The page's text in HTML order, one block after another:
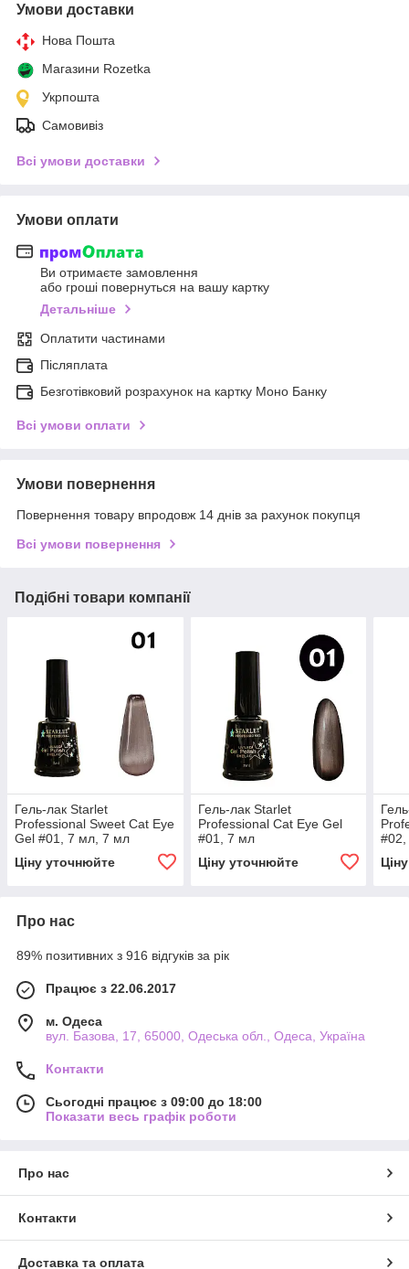
Умови доставки
Нова Пошта
Магазини Rozetka
Укрпошта
Самовивіз
Всі умови доставки
Умови оплати
Ви отримаєте замовлення
або гроші повернуться на вашу картку
Детальніше
Оплатити частинами
Післяплата
Безготівковий розрахунок на картку Моно Банку
Всі умови оплати
Умови повернення
Повернення товару впродовж 14 днів за рахунок покупця
Всі умови повернення
Подібні товари компанії
Гель-лак Starlet
Professional Sweet Cat Eye
Gel #01, 7 мл, 7 мл
Ціну уточнюйте
Гель-лак Starlet
Professional Cat Eye Gel
#01, 7 мл
Ціну уточнюйте
Про нас
89% позитивних з 916 відгуків за рік
Працює з 22.06.2017
м. Одеса
вул. Базова, 17, 65000, Одеська обл., Одеса, Україна
Контакти
Сьогодні працює з 09:00 до 18:00
Показати весь графік роботи
Про нас
Контакти
Доставка та оплата